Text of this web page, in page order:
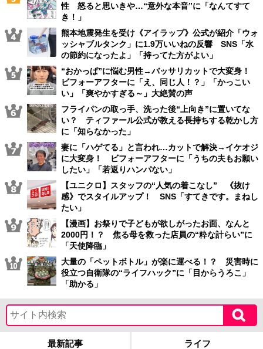
性 怒ると思いきや…“意外な本音”に「なんてすて
き！」
熊本地震発生を受け《アイラップ》公式が紹介「ウォ
ッシャブルタンク」に1.9万いいねの反響 SNS「水
の節約になったよ」「持ってた方がよい」
“おかっぱ”に悩む男性→バッサリカットで大変身！
ビフォーアフターに「え、同じ人！？」「かっこい
い」「爽やかすぎる～」大絶賛の声
フライパンの取っ手、洗った後“上向き”に置いてな
い？ ティファール公式が教える長持ちする乾かし方
に「知らなかった」
妻に「ハゲてる」と言われ…カットで解決→イケオジ
に大変身！ ビフォーアフターに「うちの夫もお願い
したい」「若返りハンパない」
【ユニクロ】スタッフの“人気の着こなし” 《抜け
感》でスタイルアップ！ SNS「すてきです。まねし
たい」
【漫画】お祭りで子どもが欲しがったお面、なんと
2000円！？ 焦る母を救った店員の“粋な計らい”に
「天使降臨」
大量の「ペットボトル」が楽に運べる！？ 災害時に
役立つ自衛隊の“ライフハック”に「目からうろこ」
「助かる」
最新記事 ライフ